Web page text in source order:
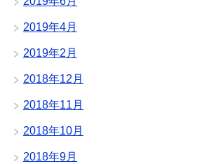
2019年4月
2019年2月
2018年12月
2018年11月
2018年10月
2018年9月